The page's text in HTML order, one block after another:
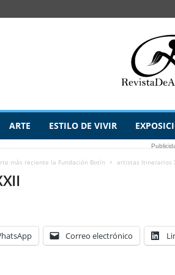
ARTE ESTILO DE VIVIR
más reciente la Fundación Botín artistas Itinerarios
Correo electrónico